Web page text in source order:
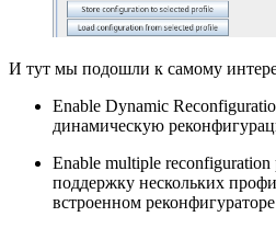
И тут мы подошли к самому
Enable Dynamic
динамическую
Enable multiple
поддержку нескольких
встроенном реконфигураторе